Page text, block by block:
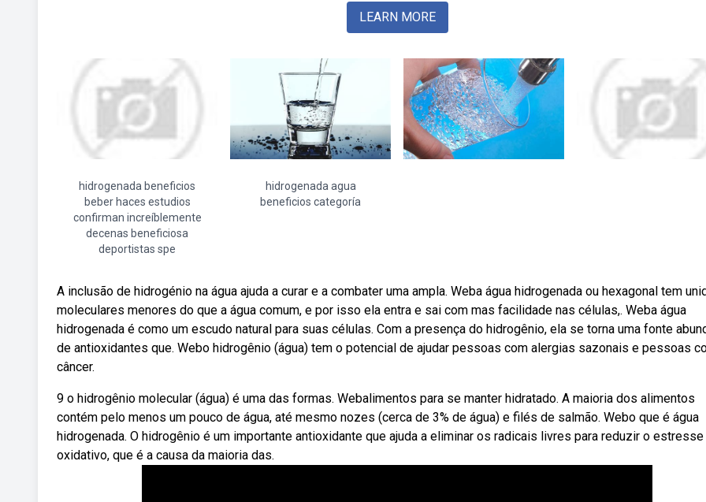
LEARN MORE
hidrogenada beneficios
beber haces estudios
confirman increíblemente
decenas beneficiosa
deportistas spe
hidrogenada agua
beneficios categoría
A inclusão de hidrogénio na água ajuda a curar e a combater uma ampla. Weba água hidrogenada ou hexagonal tem
moleculares menores do que a água comum, e por isso ela entra e sai com mas facilidade nas células,. Weba água
hidrogenada é como um escudo natural para suas células. Com a presença do hidrogênio, ela se torna uma fonte
de antioxidantes que. Webo hidrogênio (água) tem o potencial de ajudar pessoas com alergias sazonais e pessoas
câncer.
9 o hidrogênio molecular (água) é uma das formas. Webalimentos para se manter hidratado. A maioria dos alimentos
contém pelo menos um pouco de água, até mesmo nozes (cerca de 3% de água) e filés de salmão. Webo que é água
hidrogenada. O hidrogênio é um importante antioxidante que ajuda a eliminar os radicais livres para reduzir o estresse
oxidativo, que é a causa da maioria das.